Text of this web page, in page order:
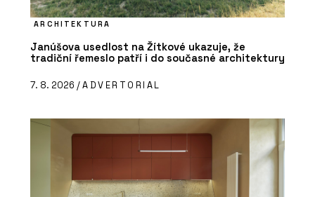
ARCHITEKTURA
Janúšova usedlost na Žítkové ukazuje, že
tradiční řemeslo patří i do současné architektury
7. 8. 2026 /ADVERTORIAL